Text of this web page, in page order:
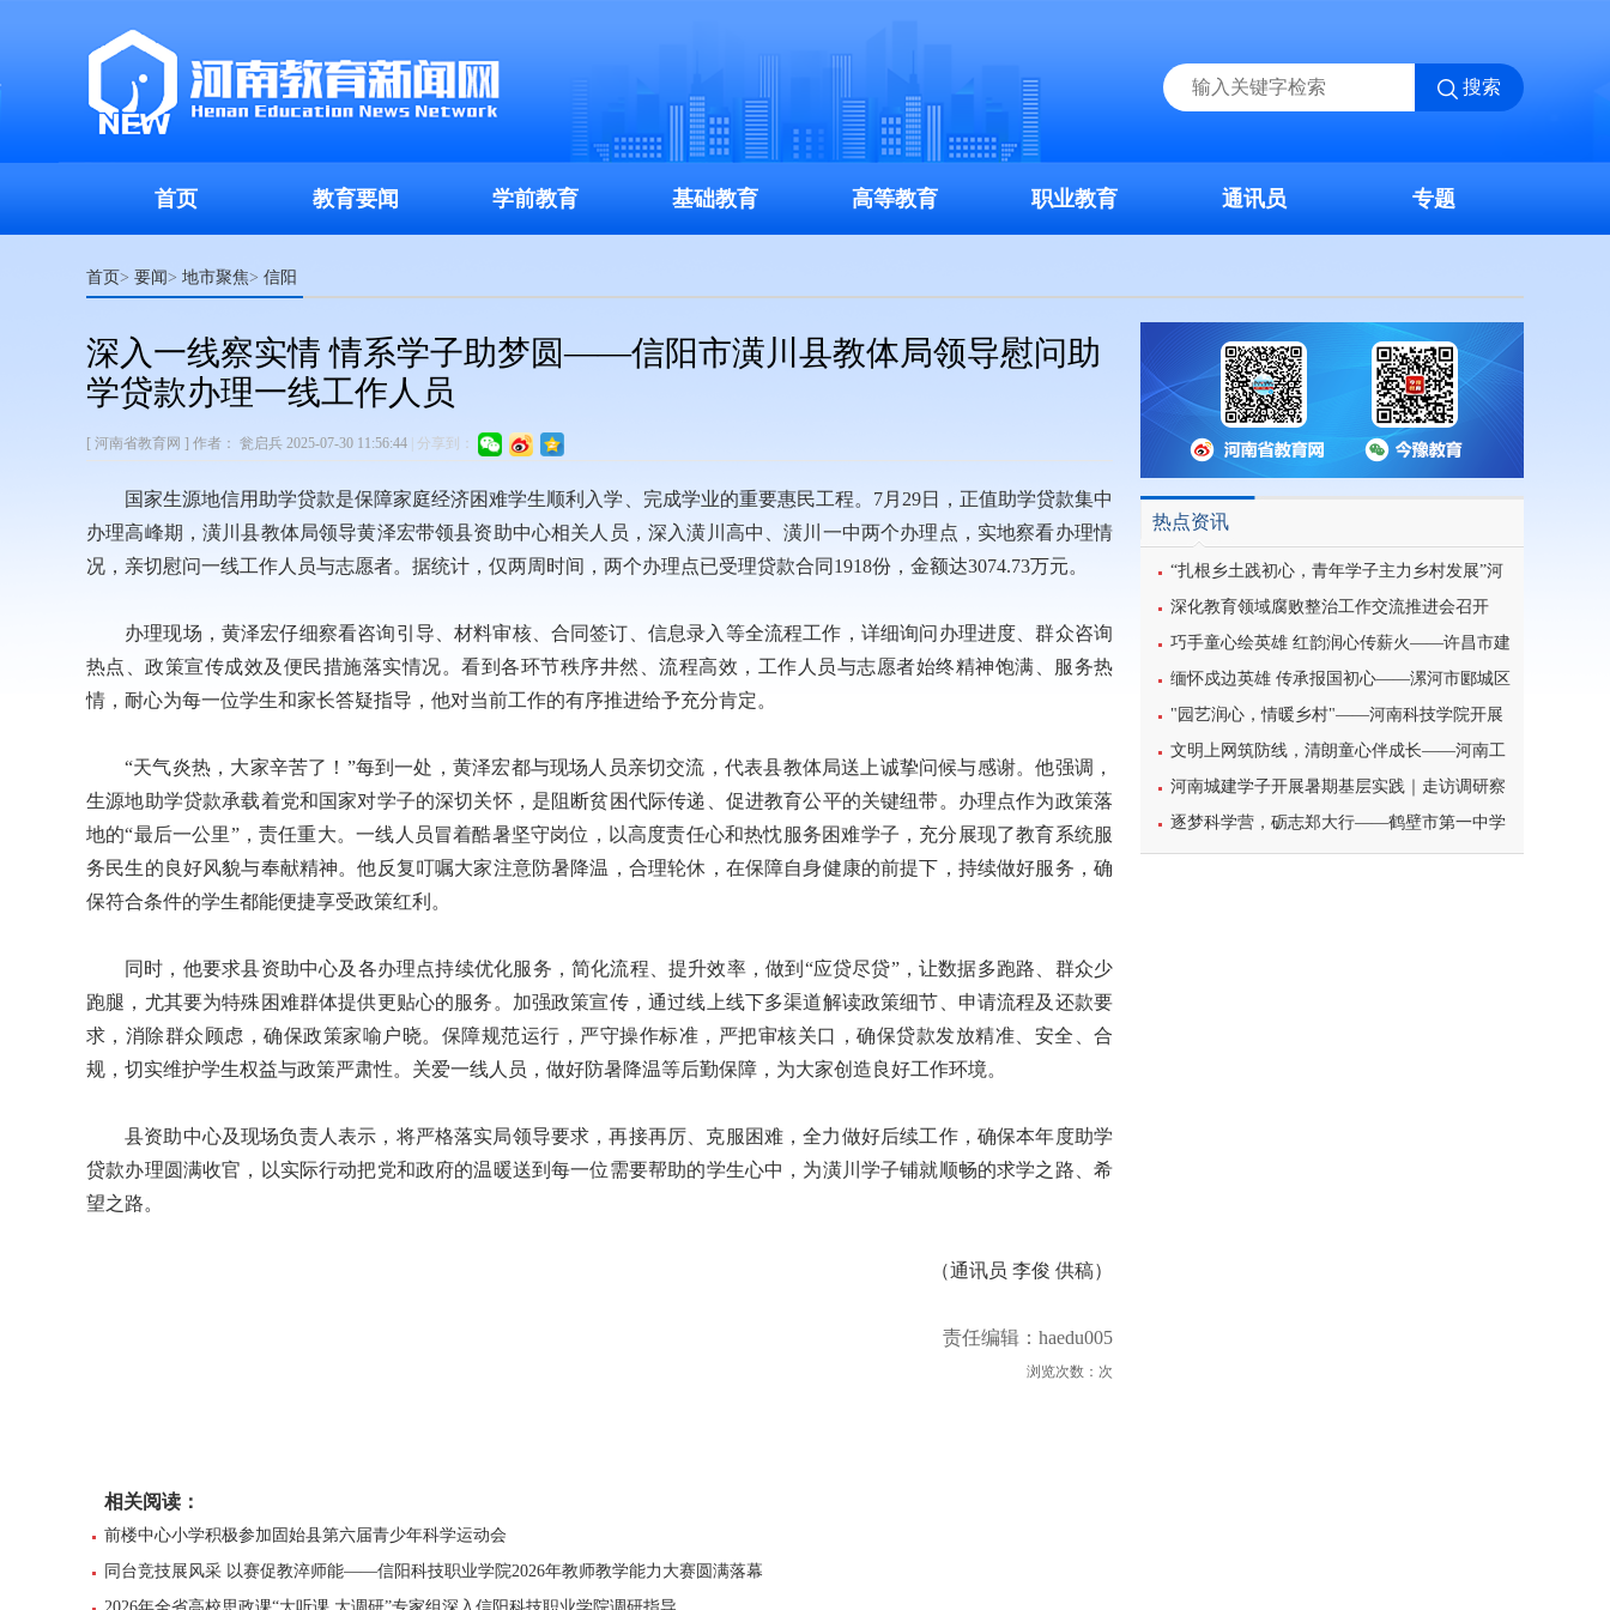
搜索
首页 教育要闻 学前教育 基础教育 高等教育 职业教育 通讯员 专题
首页> 要闻> 地市聚焦> 信阳
热点资讯
“扎根乡土践初心，青年学子主力乡村发展”河
南科技学院暑期三下乡
深化教育领域腐败整治工作交流推进会召开
巧手童心绘英雄 红韵润心传薪火——许昌市建
设路小学二年级主题活动
缅怀戍边英雄 传承报国初心——漯河市郾城区
东街小学开展八一建军节主题特色教育活动
"园艺润心，情暖乡村"——河南科技学院开展
暑期三下乡心理健康宣讲活动
文明上网筑防线，清朗童心伴成长——河南工
业大学北斗星筑梦志愿服务团队开展科普主题实
践课堂
河南城建学子开展暑期基层实践｜走访调研察
民情，反诈宣传护平安
逐梦科学营，砺志郑大行——鹤壁市第一中学
学子参加2026年郑州大学高校科学营研学之旅纪
深入一线察实情 情系学子助梦圆——信阳市潢川县教体局领导慰问助
学贷款办理一线工作人员
[ 河南省教育网 ] 作者： 瓮启兵 2025-07-30 11:56:44 分享到：
国家生源地信用助学贷款是保障家庭经济困难学生顺利入学、完成学业的重要惠民工程。7月29日，正值助学贷款集中
办理高峰期，潢川县教体局领导黄泽宏带领县资助中心相关人员，深入潢川高中、潢川一中两个办理点，实地察看办理情
况，亲切慰问一线工作人员与志愿者。据统计，仅两周时间，两个办理点已受理贷款合同1918份，金额达3074.73万元。
办理现场，黄泽宏仔细察看咨询引导、材料审核、合同签订、信息录入等全流程工作，详细询问办理进度、群众咨询
热点、政策宣传成效及便民措施落实情况。看到各环节秩序井然、流程高效，工作人员与志愿者始终精神饱满、服务热
情，耐心为每一位学生和家长答疑指导，他对当前工作的有序推进给予充分肯定。
“天气炎热，大家辛苦了！”每到一处，黄泽宏都与现场人员亲切交流，代表县教体局送上诚挚问候与感谢。他强调，
生源地助学贷款承载着党和国家对学子的深切关怀，是阻断贫困代际传递、促进教育公平的关键纽带。办理点作为政策落
地的“最后一公里”，责任重大。一线人员冒着酷暑坚守岗位，以高度责任心和热忱服务困难学子，充分展现了教育系统服
务民生的良好风貌与奉献精神。他反复叮嘱大家注意防暑降温，合理轮休，在保障自身健康的前提下，持续做好服务，确
保符合条件的学生都能便捷享受政策红利。
同时，他要求县资助中心及各办理点持续优化服务，简化流程、提升效率，做到“应贷尽贷”，让数据多跑路、群众少
跑腿，尤其要为特殊困难群体提供更贴心的服务。加强政策宣传，通过线上线下多渠道解读政策细节、申请流程及还款要
求，消除群众顾虑，确保政策家喻户晓。保障规范运行，严守操作标准，严把审核关口，确保贷款发放精准、安全、合
规，切实维护学生权益与政策严肃性。关爱一线人员，做好防暑降温等后勤保障，为大家创造良好工作环境。
县资助中心及现场负责人表示，将严格落实局领导要求，再接再厉、克服困难，全力做好后续工作，确保本年度助学
贷款办理圆满收官，以实际行动把党和政府的温暖送到每一位需要帮助的学生心中，为潢川学子铺就顺畅的求学之路、希
望之路。
（通讯员 李俊 供稿）
责任编辑：haedu005
浏览次数： 次
相关阅读：
前楼中心小学积极参加固始县第六届青少年科学运动会
同台竞技展风采 以赛促教淬师能——信阳科技职业学院2026年教师教学能力大赛圆满落幕